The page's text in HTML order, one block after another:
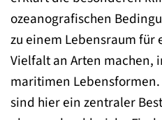
ozeanografischen
zu einem Lebensraum
Vielfalt an Arten machen,
maritimen
sind hier ein zentraler